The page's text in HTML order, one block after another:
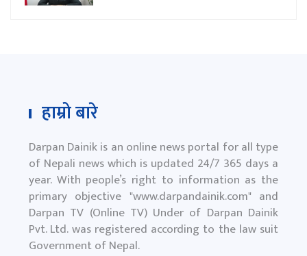
हाम्रो बारे
Darpan Dainik is an online news portal for all type
of Nepali news which is updated 24/7 365 days a
year. With people’s right to information as the
primary objective "www.darpandainik.com" and
Darpan TV (Online TV) Under of Darpan Dainik
Pvt. Ltd. was registered according to the law suit
Government of Nepal.